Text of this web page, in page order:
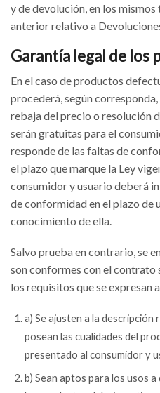
y de devolución, en los
anterior relativo a
Garantía legal de los
En el caso de productos
procederá, según
rebaja del precio o resolución
serán gratuitas para el
responde de las faltas de
el plazo que marque la Ley
consumidor y usuario deberá
de conformidad en el plazo de
conocimiento de ella.
Salvo prueba en contrario, se
son conformes con el contrato
los requisitos que se expresan
a) Se ajusten a la
posean las cualidades del
presentado al consumidor y
b) Sean aptos para los usos